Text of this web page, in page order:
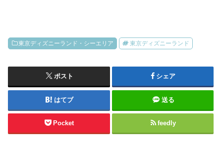
東京ディズニーランド・シーエリア 東京ディズニーランド
ポスト シェア
はてブ 送る
Pocket feedly